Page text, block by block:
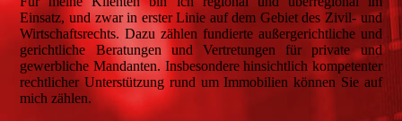
Einsatz, und zwar in erster Linie auf dem Gebiet des Zivil- und
Wirtschaftsrechts. Dazu zählen fundierte außergerichtliche und
gerichtliche Beratungen und Vertretungen für private und
gewerbliche Mandanten. Insbesondere hinsichtlich kompetenter
rechtlicher Unterstützung rund um Immobilien können Sie auf
mich zählen.